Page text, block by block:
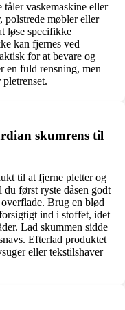
vaskemaskine eller
polstrede møbler eller
løse specifikke
kan fjernes ved
for at bevare og
en fuld rensning, men
skumrens til
til at fjerne pletter og
du først ryste dåsen godt
Brug en blød
ind i stoffet, idet
Lad skummen sidde
Efterlad produktet
eller tekstilshaver